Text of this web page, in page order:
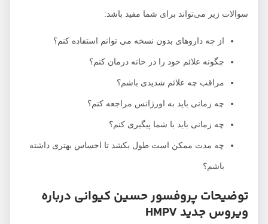
سوالات زیر می‌تواند برای شما مفید باشد:
از چه داروهای بدون نسخه می توانم استفاده کنم؟
چگونه علائم خود را در خانه درمان کنم؟
مراقب چه علائم شدیدی باشم؟
چه زمانی باید به اورژانس مراجعه کنم؟
چه زمانی باید با شما پیگیری کنم؟
چه مدت ممکن است طول بکشد تا احساس بهتری داشته
باشم؟
توضیحات پروفسور حسین کیوانی درباره
ویروس جدید HMPV